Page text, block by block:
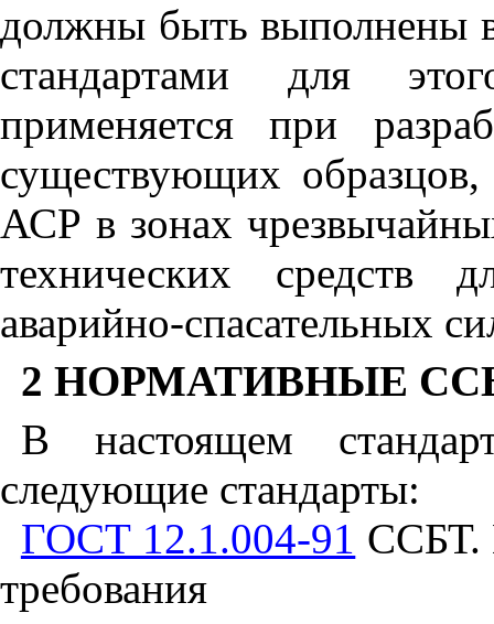
должны быть выполнены
стандартами для
применяется при
существующих
АСР в зонах
технических средств
аварийно-спасательных
2 НОРМАТИВНЫЕ
В настоящем
следующие стандарты:
ГОСТ 12.1.004-91 ССБТ.
требования